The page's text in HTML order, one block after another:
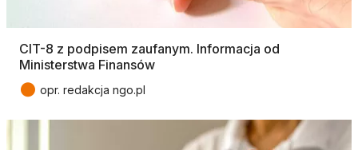
CIT-8 z podpisem zaufanym. Informacja od
Ministerstwa Finansów
● opr. redakcja ngo.pl